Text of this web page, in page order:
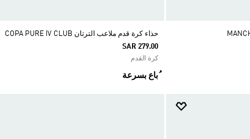
حذاء كرة قدم ملاعب الترتان COPA PURE IV CLUB
SAR 279.00
كرة القدم
ُباع بسرعة